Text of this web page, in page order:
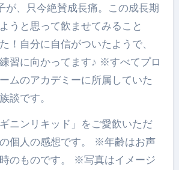
が、只今絶賛成長痛。この成長期
うと思って飲ませてみること
！自分に自信がついたようで、
習に向かってます♪ ※すべてプロ
ムのアカデミーに所属していた
談です。
ニンリキッド」をご愛飲いただ
個人の感想です。 ※年齢はお声
のものです。 ※写真はイメージ